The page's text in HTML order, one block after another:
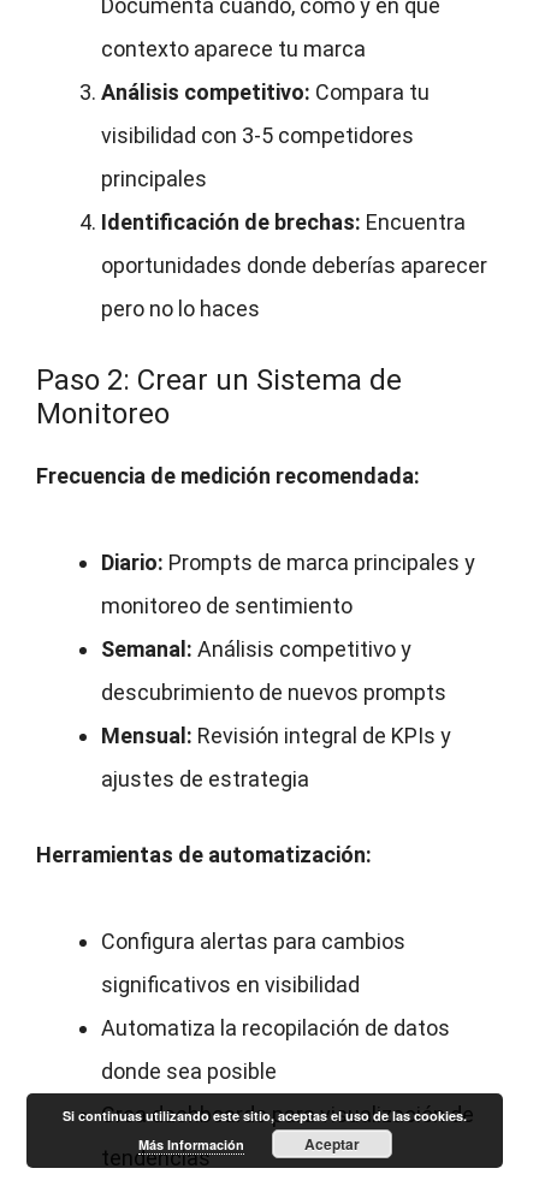
Documenta cuándo, cómo y en qué
contexto aparece tu marca
Análisis competitivo: Compara tu
visibilidad con 3-5 competidores
principales
Identificación de brechas: Encuentra
oportunidades donde deberías aparecer
pero no lo haces
Paso 2: Crear un Sistema de
Monitoreo
Frecuencia de medición recomendada:
Diario: Prompts de marca principales y
monitoreo de sentimiento
Semanal: Análisis competitivo y
descubrimiento de nuevos prompts
Mensual: Revisión integral de KPIs y
ajustes de estrategia
Herramientas de automatización:
Configura alertas para cambios
significativos en visibilidad
Automatiza la recopilación de datos
donde sea posible
Crea dashboards para visualización de
tendencias
Si continuas utilizando este sitio, aceptas el uso de las cookies.
Más Información
Aceptar